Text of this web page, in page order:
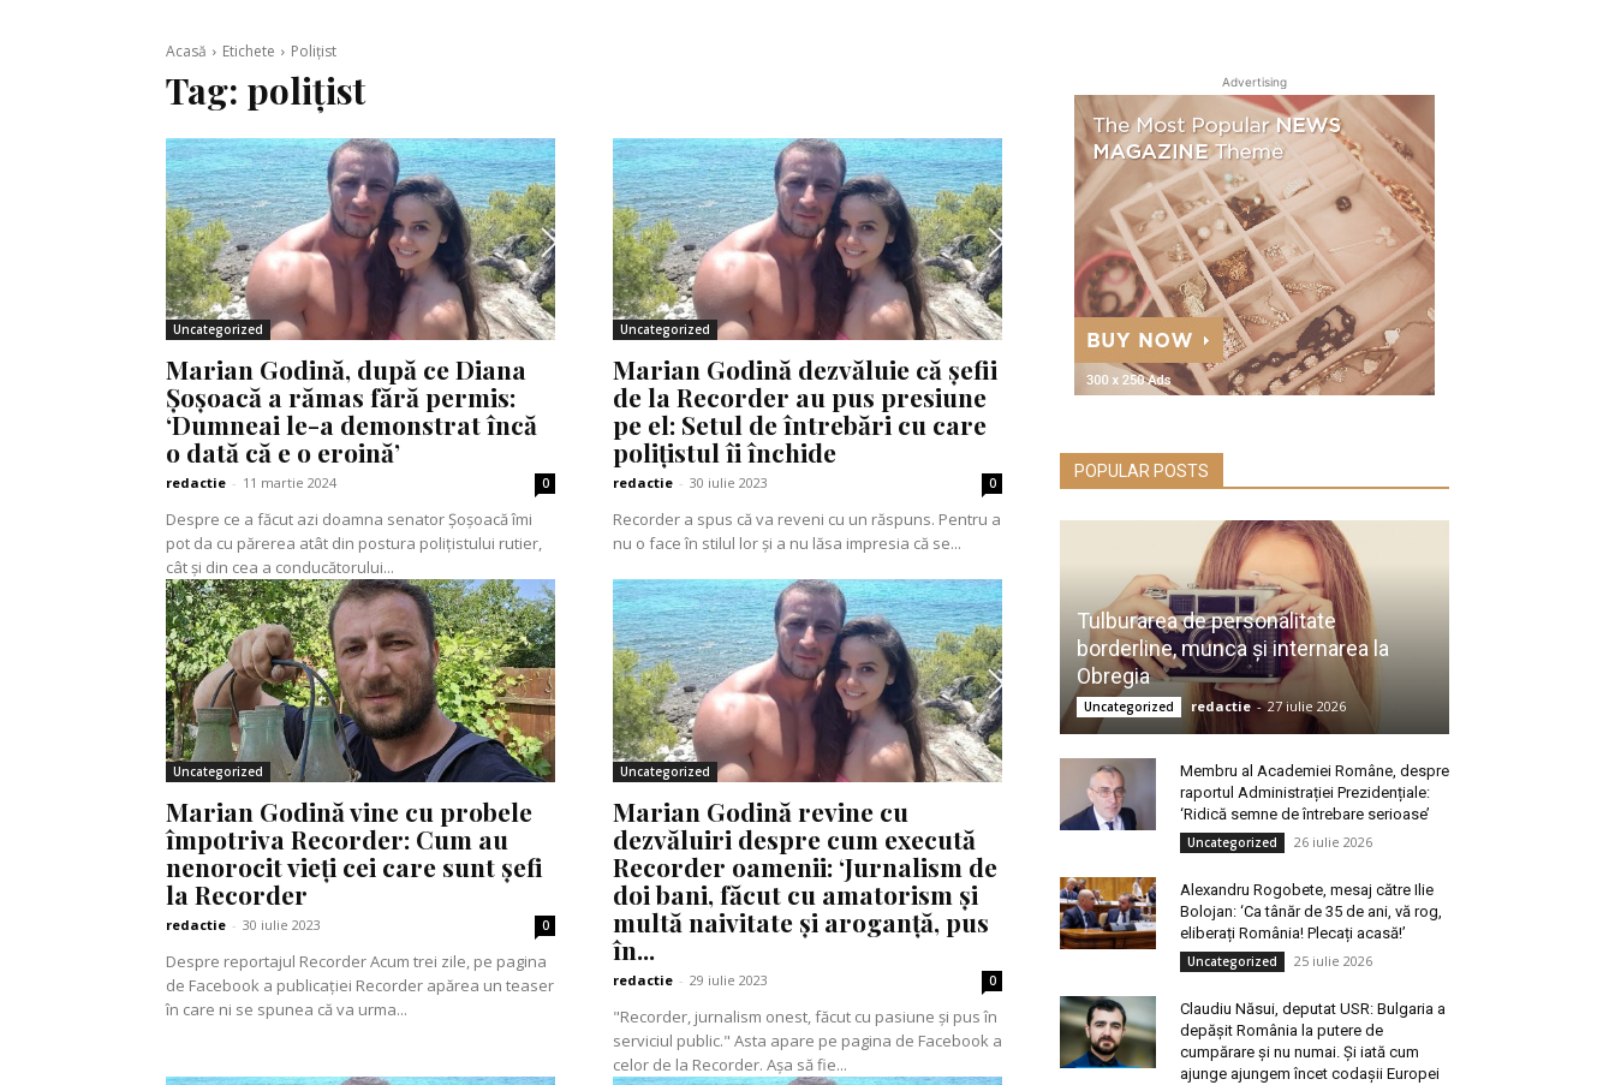
Acasă Etichete Polițist
Tag: polițist
Uncategorized
Marian Godină, după ce Diana
Șoșoacă a rămas fără permis:
‘Dumneai le-a demonstrat încă
o dată că e o eroină’
redactie - 11 martie 2024 0
Despre ce a făcut azi doamna senator Șoșoacă îmi
pot da cu părerea atât din postura polițistului rutier,
cât și din cea a conducătorului...
Uncategorized
Marian Godină dezvăluie că șefii
de la Recorder au pus presiune
pe el: Setul de întrebări cu care
polițistul îi închide
redactie - 30 iulie 2023 0
Recorder a spus că va reveni cu un răspuns. Pentru a
nu o face în stilul lor și a nu lăsa impresia că se...
Uncategorized
Marian Godină vine cu probele
împotriva Recorder: Cum au
nenorocit vieți cei care sunt șefi
la Recorder
redactie - 30 iulie 2023 0
Despre reportajul Recorder Acum trei zile, pe pagina
de Facebook a publicației Recorder apărea un teaser
în care ni se spunea că va urma...
Uncategorized
Marian Godină revine cu
dezvăluiri despre cum execută
Recorder oamenii: ‘Jurnalism de
doi bani, făcut cu amatorism și
multă naivitate și aroganță, pus
în...
redactie - 29 iulie 2023 0
"Recorder, jurnalism onest, făcut cu pasiune și pus în
serviciul public." Asta apare pe pagina de Facebook a
celor de la Recorder. Așa să fie...
Advertising
POPULAR POSTS
Tulburarea de personalitate
borderline, munca și internarea la
Obregia
Uncategorized redactie - 27 iulie 2026
Membru al Academiei Române, despre
raportul Administrației Prezidențiale:
‘Ridică semne de întrebare serioase’
Uncategorized 26 iulie 2026
Alexandru Rogobete, mesaj către Ilie
Bolojan: ‘Ca tânăr de 35 de ani, vă rog,
eliberați România! Plecați acasă!’
Uncategorized 25 iulie 2026
Claudiu Năsui, deputat USR: Bulgaria a
depășit România la putere de
cumpărare și nu numai. Și iată cum
ajunge ajungem încet codașii Europei